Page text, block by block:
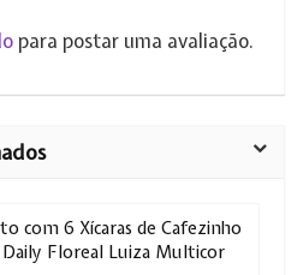
para postar uma avaliação.
com 6 Xícaras de Cafezinho
Floreal Luiza Multicor